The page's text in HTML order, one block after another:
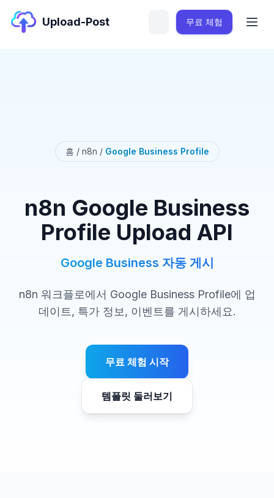
Upload-Post 무료 체험
홈 / n8n / Google Business Profile
n8n Google Business
Profile Upload API
Google Business 자동 게시
n8n 워크플로에서 Google Business Profile에 업
데이트, 특가 정보, 이벤트를 게시하세요.
무료 체험 시작
템플릿 둘러보기